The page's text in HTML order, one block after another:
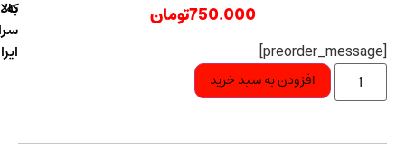
750.000تومان
افزودن به سبد خرید
سراسر